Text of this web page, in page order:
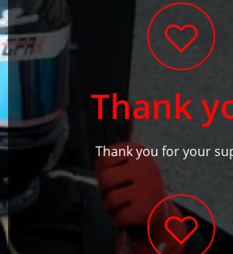
Thank
Thank you for your